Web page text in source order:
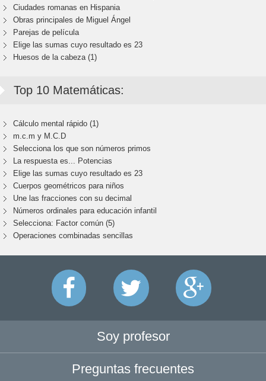
Ciudades romanas en Hispania
Obras principales de Miguel Ángel
Parejas de película
Elige las sumas cuyo resultado es 23
Huesos de la cabeza (1)
Top 10 Matemáticas:
Cálculo mental rápido (1)
m.c.m y M.C.D
Selecciona los que son números primos
La respuesta es... Potencias
Elige las sumas cuyo resultado es 23
Cuerpos geométricos para niños
Une las fracciones con su decimal
Números ordinales para educación infantil
Selecciona: Factor común (5)
Operaciones combinadas sencillas
Soy profesor
Preguntas frecuentes